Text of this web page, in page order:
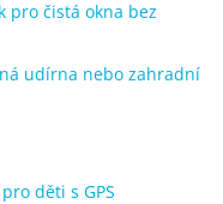
pro čistá okna bez
udírna nebo zahradní
děti s GPS